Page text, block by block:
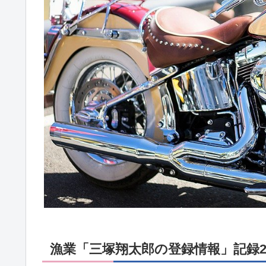
漁業「三塚翔太郎の登録情報」記録